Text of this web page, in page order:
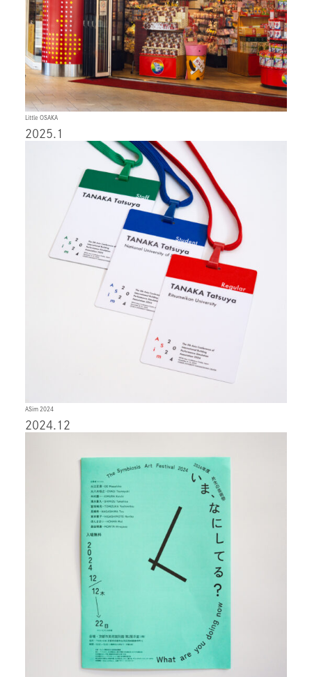
Little OSAKA
2025.1
ASim 2024
2024.12